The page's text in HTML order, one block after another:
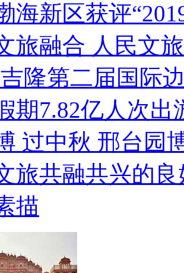
海新区获评
旅融合 人民文
隆第二届国际
期7.82亿人次
过中秋 邢台园
旅共融共兴的
描